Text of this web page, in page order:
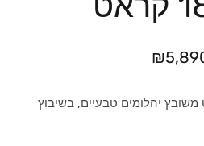
₪
מזהב 18 קראט משובץ יהלומים טבעיים, בשיבוץ